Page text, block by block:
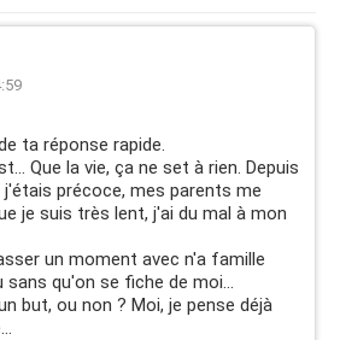
ta réponse rapide.
Que la vie, ça ne set à rien. Depuis
j'étais précoce, mes parents me
je suis très lent, j'ai du mal à mon
un moment avec n'a famille
sans qu'on se fiche de moi...
but, ou non ? Moi, je pense déjà